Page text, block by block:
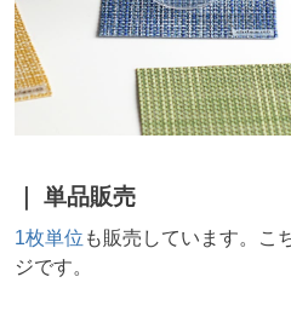
単品販売
1枚単位 も販売しています。こ
ジです。